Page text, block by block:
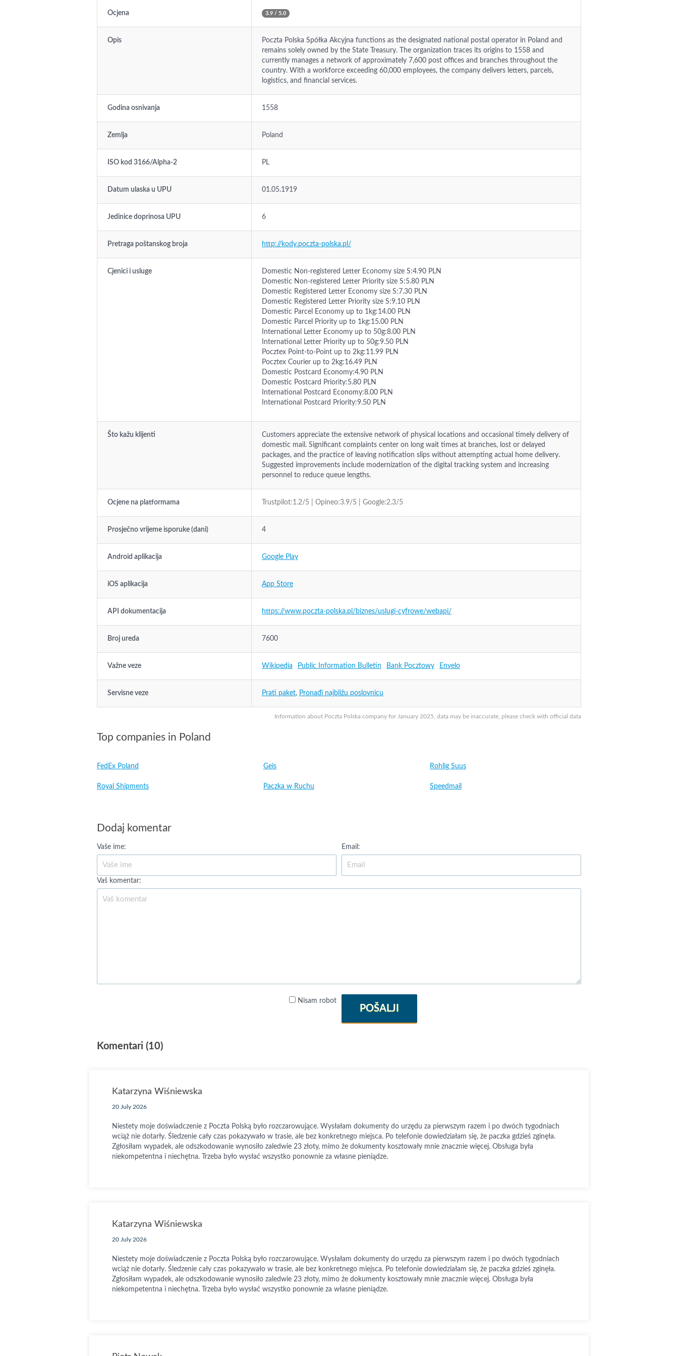
Information about Poczta Polska company for January 2025, data may be inaccurate, please check with official data
Ocjena 3.9 / 5.0
Opis
Poczta Polska Spółka Akcyjna functions as the designated national postal operator in Poland and
remains solely owned by the State Treasury. The organization traces its origins to 1558 and
currently manages a network of approximately 7,600 post offices and branches throughout the
country. With a workforce exceeding 60,000 employees, the company delivers letters, parcels,
logistics, and financial services.
Godina osnivanja 1558
Zemlja Poland
ISO kod 3166/Alpha-2 PL
Datum ulaska u UPU 01.05.1919
Jedinice doprinosa UPU 6
Pretraga poštanskog broja http://kody.poczta-polska.pl/
Cjenici i usluge
Domestic Non-registered Letter Economy size S:4.90 PLN
Domestic Non-registered Letter Priority size S:5.80 PLN
Domestic Registered Letter Economy size S:7.30 PLN
Domestic Registered Letter Priority size S:9.10 PLN
Domestic Parcel Economy up to 1kg:14.00 PLN
Domestic Parcel Priority up to 1kg:15.00 PLN
International Letter Economy up to 50g:8.00 PLN
International Letter Priority up to 50g:9.50 PLN
Pocztex Point-to-Point up to 2kg:11.99 PLN
Pocztex Courier up to 2kg:16.49 PLN
Domestic Postcard Economy:4.90 PLN
Domestic Postcard Priority:5.80 PLN
International Postcard Economy:8.00 PLN
International Postcard Priority:9.50 PLN
Što kažu klijenti
Customers appreciate the extensive network of physical locations and occasional timely delivery of
domestic mail. Significant complaints center on long wait times at branches, lost or delayed
packages, and the practice of leaving notification slips without attempting actual home delivery.
Suggested improvements include modernization of the digital tracking system and increasing
personnel to reduce queue lengths.
Ocjene na platformama Trustpilot:1.2/5 | Opineo:3.9/5 | Google:2.3/5
Prosječno vrijeme isporuke (dani) 4
Android aplikacija Google Play
iOS aplikacija App Store
API dokumentacija https://www.poczta-polska.pl/biznes/uslugi-cyfrowe/webapi/
Broj ureda 7600
Važne veze Wikipedia Public Information Bulletin Bank Pocztowy Envelo
Servisne veze Prati paket, Pronađi najbližu poslovnicu
Top companies in Poland
FedEx Poland Geis Rohlig Suus
Royal Shipments Paczka w Ruchu Speedmail
Dodaj komentar
Vaše ime: Email:
Vaš komentar:
Nisam robot
POŠALJI
Komentari (10)
Katarzyna Wiśniewska
20 July 2026
Niestety moje doświadczenie z Poczta Polską było rozczarowujące. Wysłałam dokumenty do urzędu za pierwszym razem i po dwóch tygodniach
wciąż nie dotarły. Śledzenie cały czas pokazywało w trasie, ale bez konkretnego miejsca. Po telefonie dowiedziałam się, że paczka gdzieś zginęła.
Zgłosiłam wypadek, ale odszkodowanie wynosiło zaledwie 23 złoty, mimo że dokumenty kosztowały mnie znacznie więcej. Obsługa była
niekompetentna i niechętna. Trzeba było wysłać wszystko ponownie za własne pieniądze.
Katarzyna Wiśniewska
20 July 2026
Niestety moje doświadczenie z Poczta Polską było rozczarowujące. Wysłałam dokumenty do urzędu za pierwszym razem i po dwóch tygodniach
wciąż nie dotarły. Śledzenie cały czas pokazywało w trasie, ale bez konkretnego miejsca. Po telefonie dowiedziałam się, że paczka gdzieś zginęła.
Zgłosiłam wypadek, ale odszkodowanie wynosiło zaledwie 23 złoty, mimo że dokumenty kosztowały mnie znacznie więcej. Obsługa była
niekompetentna i niechętna. Trzeba było wysłać wszystko ponownie za własne pieniądze.